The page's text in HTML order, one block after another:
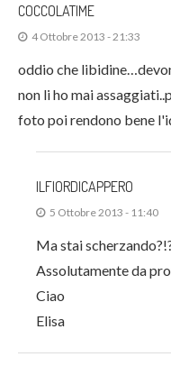
COCCOLATIME
4 Ottobre 2013 - 21:33
oddio che
non li ho mai
foto poi rendono bene
ILFIORDICAPPERO
5 Ottobre 2013 - 11:40
Ma stai
Assolutamente da
Ciao
Elisa